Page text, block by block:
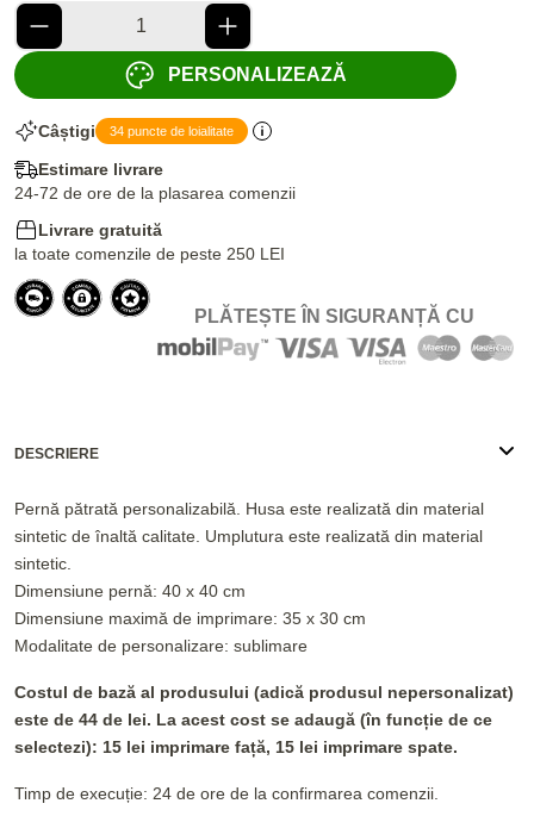
PERSONALIZEAZĂ
Câștigi 34 puncte de loialitate
Estimare livrare
24-72 de ore de la plasarea comenzii
Livrare gratuită
la toate comenzile de peste 250 LEI
PLĂTEȘTE ÎN SIGURANȚĂ CU
DESCRIERE
Pernă pătrată personalizabilă. Husa este realizată din material
sintetic de înaltă calitate. Umplutura este realizată din material
sintetic.
Dimensiune pernă: 40 x 40 cm
Dimensiune maximă de imprimare: 35 x 30 cm
Modalitate de personalizare: sublimare
Costul de bază al produsului (adică produsul nepersonalizat)
este de 44 de lei. La acest cost se adaugă (în funcție de ce
selectezi): 15 lei imprimare față, 15 lei imprimare spate.
Timp de execuție: 24 de ore de la confirmarea comenzii.